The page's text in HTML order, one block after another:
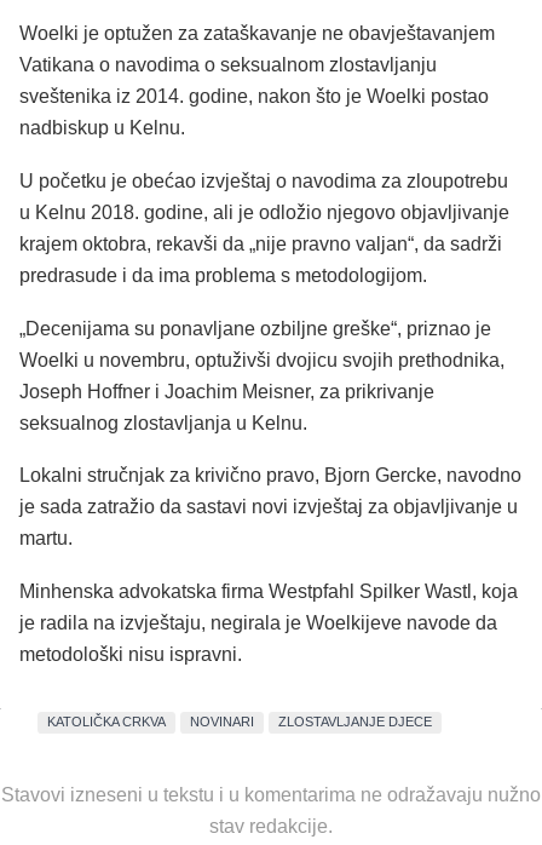
Woelki je optužen za zataškavanje ne obavještavanjem
Vatikana o navodima o seksualnom zlostavljanju
sveštenika iz 2014. godine, nakon što je Woelki postao
nadbiskup u Kelnu.
U početku je obećao izvještaj o navodima za zloupotrebu
u Kelnu 2018. godine, ali je odložio njegovo objavljivanje
krajem oktobra, rekavši da „nije pravno valjan“, da sadrži
predrasude i da ima problema s metodologijom.
„Decenijama su ponavljane ozbiljne greške“, priznao je
Woelki u novembru, optuživši dvojicu svojih prethodnika,
Joseph Hoffner i Joachim Meisner, za prikrivanje
seksualnog zlostavljanja u Kelnu.
Lokalni stručnjak za krivično pravo, Bjorn Gercke, navodno
je sada zatražio da sastavi novi izvještaj za objavljivanje u
martu.
Minhenska advokatska firma Westpfahl Spilker Wastl, koja
je radila na izvještaju, negirala je Woelkijeve navode da
metodološki nisu ispravni.
KATOLIČKA CRKVA NOVINARI ZLOSTAVLJANJE DJECE
Stavovi izneseni u tekstu i u komentarima ne odražavaju nužno
stav redakcije.